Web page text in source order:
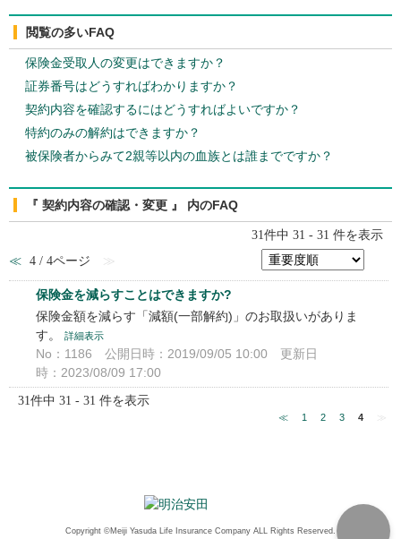
閲覧の多いFAQ
保険金受取人の変更はできますか？
証券番号はどうすればわかりますか？
契約内容を確認するにはどうすればよいですか？
特約のみの解約はできますか？
被保険者からみて2親等以内の血族とは誰までですか？
『 契約内容の確認・変更 』 内のFAQ
31件中 31 - 31 件を表示
≪ 4 / 4ページ ≫
保険金を減らすことはできますか?
保険金額を減らす「減額(一部解約)」のお取扱いがありま
す。
詳細表示
No：1186 公開日時：2019/09/05 10:00
更新日
時：2023/08/09 17:00
31件中 31 - 31 件を表示
≪ 1 2 3 4
Copyright ©Meiji Yasuda Life Insurance Company ALL Rights Reserved.